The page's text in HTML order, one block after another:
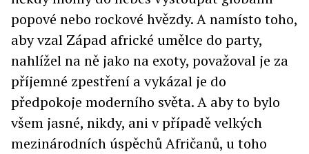
popové nebo rockové hvězdy. A namísto toho,
aby vzal Západ africké umělce do party,
nahlížel na ně jako na exoty, považoval je za
příjemné zpestření a vykázal je do
předpokoje moderního světa. A aby to bylo
všem jasné, nikdy, ani v případě velkých
mezinárodních úspěchů Afričanů, u toho